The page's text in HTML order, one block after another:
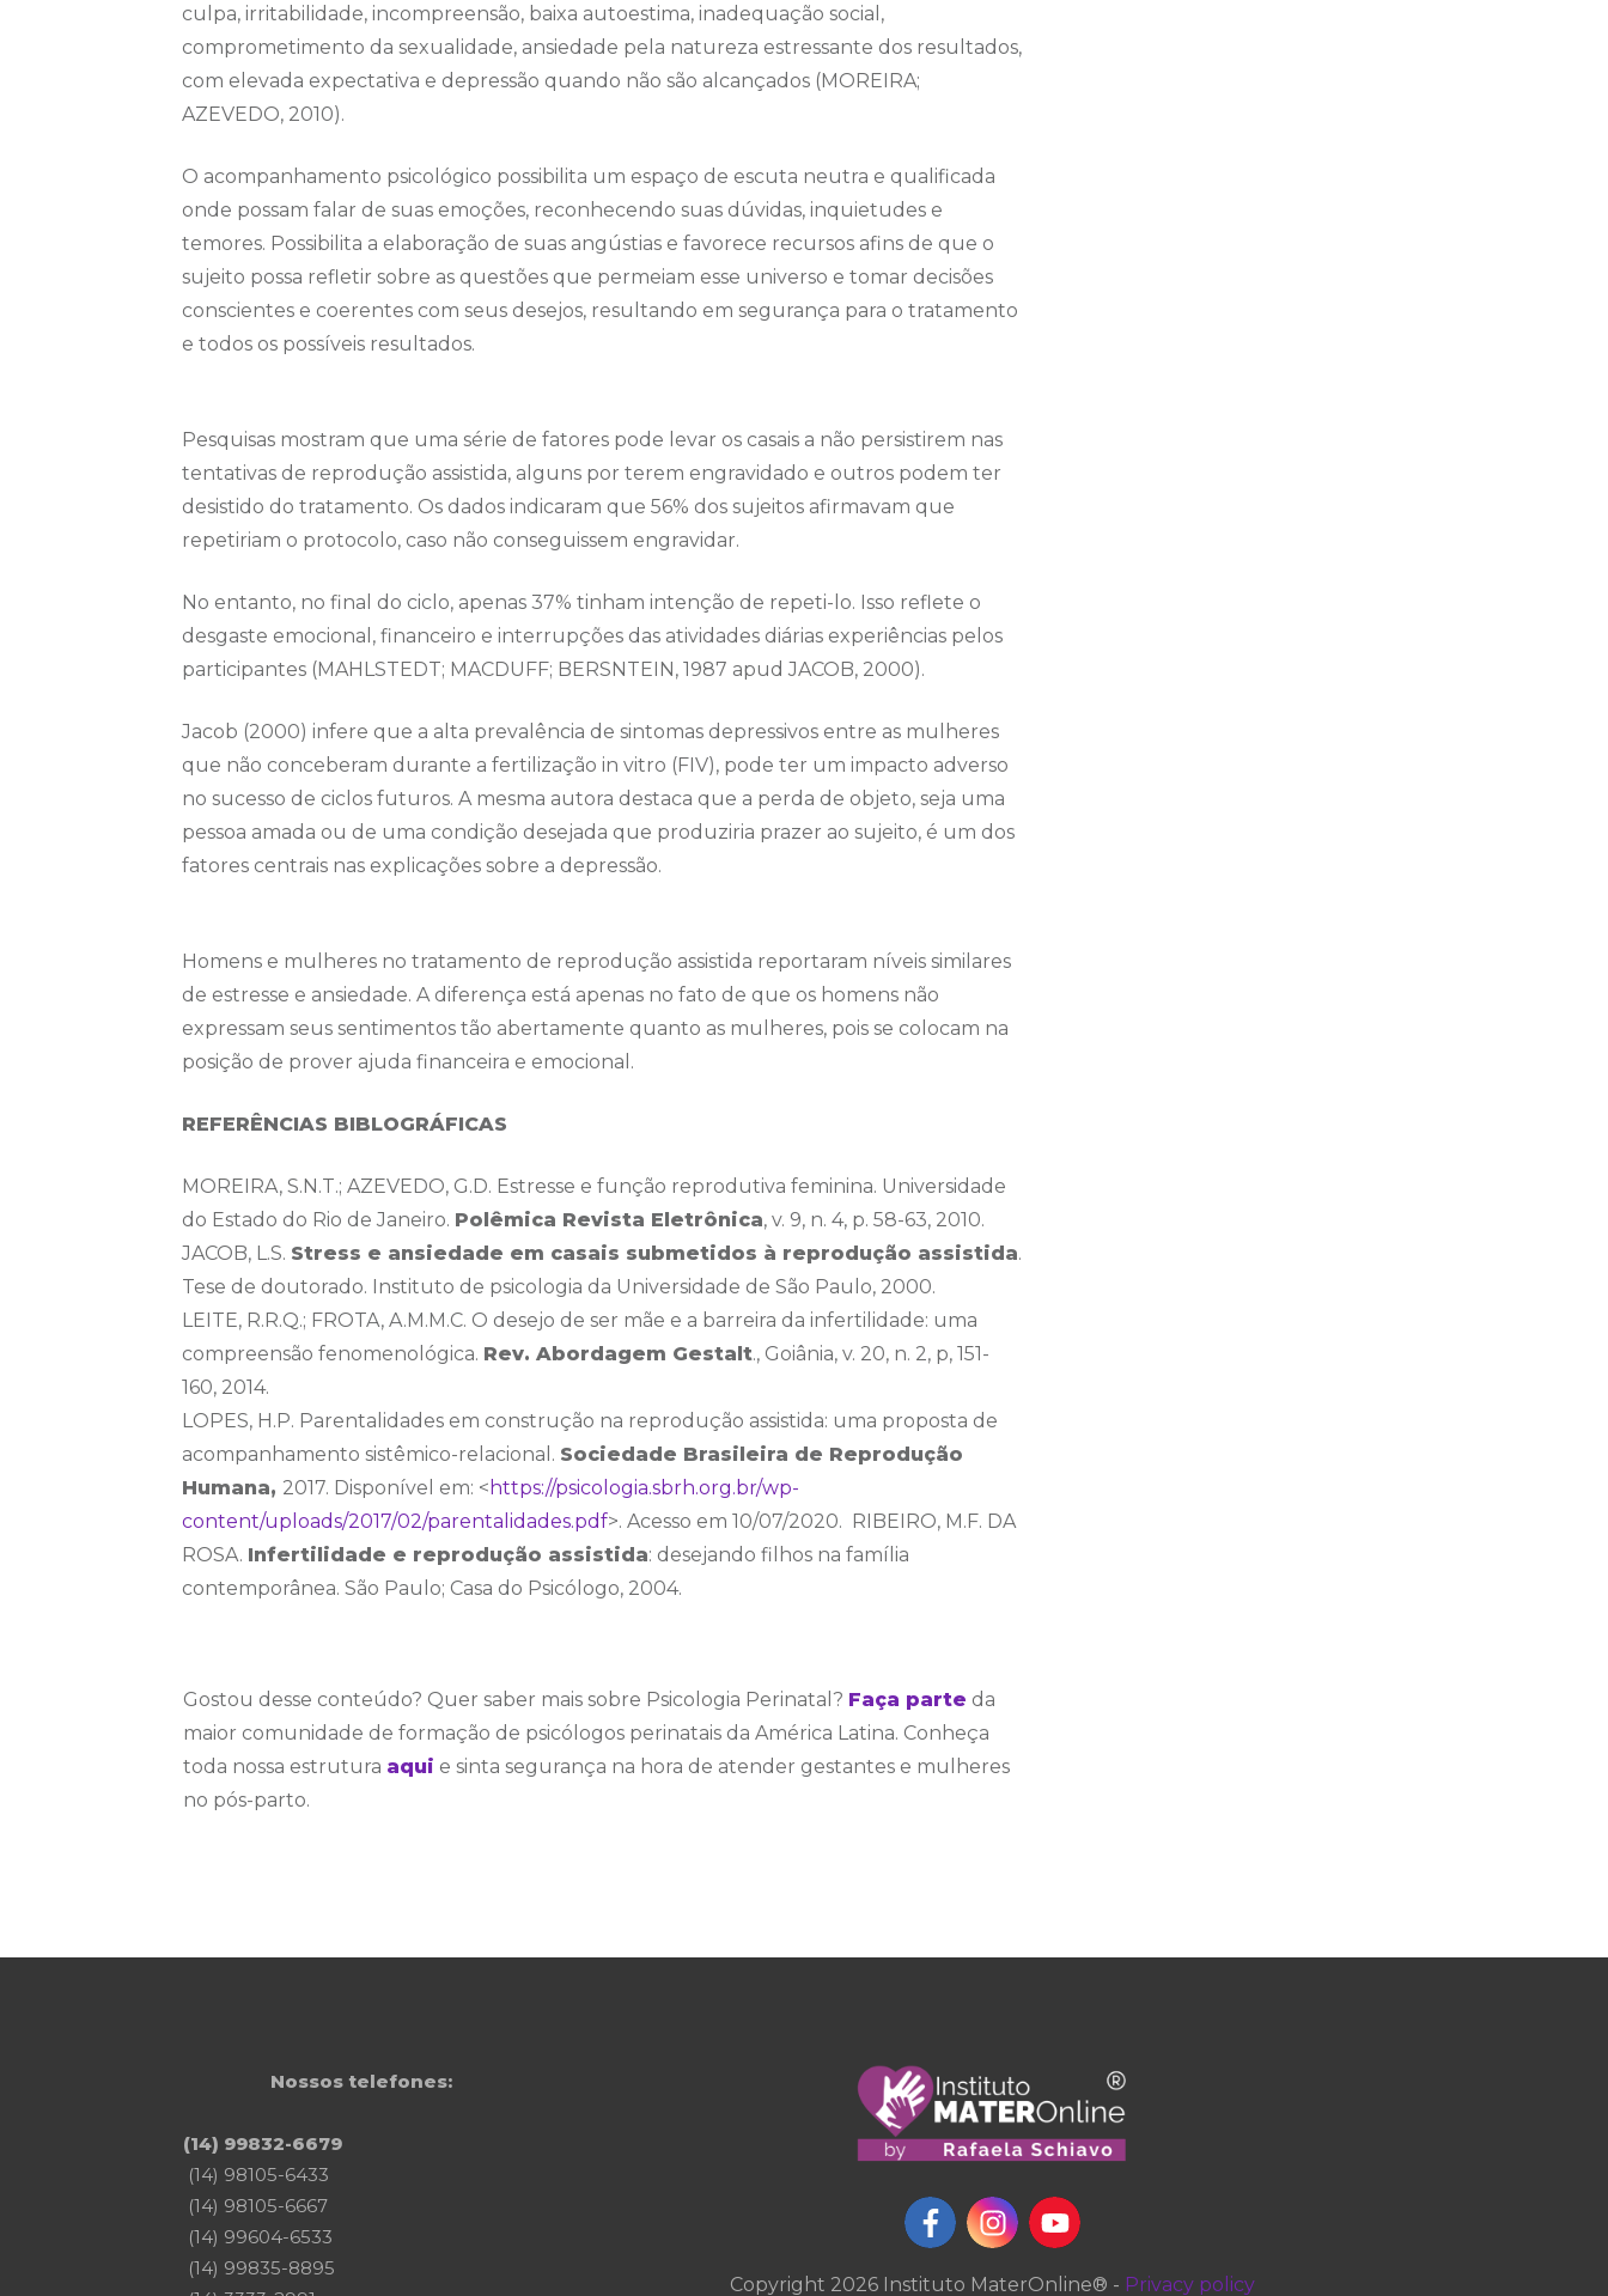
culpa, irritabilidade, incompreensão, baixa autoestima, inadequação social,
comprometimento da sexualidade, ansiedade pela natureza estressante dos resultados,
com elevada expectativa e depressão quando não são alcançados (MOREIRA;
AZEVEDO, 2010).
O acompanhamento psicológico possibilita um espaço de escuta neutra e qualificada
onde possam falar de suas emoções, reconhecendo suas dúvidas, inquietudes e
temores. Possibilita a elaboração de suas angústias e favorece recursos afins de que o
sujeito possa refletir sobre as questões que permeiam esse universo e tomar decisões
conscientes e coerentes com seus desejos, resultando em segurança para o tratamento
e todos os possíveis resultados.
Pesquisas mostram que uma série de fatores pode levar os casais a não persistirem nas
tentativas de reprodução assistida, alguns por terem engravidado e outros podem ter
desistido do tratamento. Os dados indicaram que 56% dos sujeitos afirmavam que
repetiriam o protocolo, caso não conseguissem engravidar.
No entanto, no final do ciclo, apenas 37% tinham intenção de repeti-lo. Isso reflete o
desgaste emocional, financeiro e interrupções das atividades diárias experiências pelos
participantes (MAHLSTEDT; MACDUFF; BERSNTEIN, 1987 apud JACOB, 2000).
Jacob (2000) infere que a alta prevalência de sintomas depressivos entre as mulheres
que não conceberam durante a fertilização in vitro (FIV), pode ter um impacto adverso
no sucesso de ciclos futuros. A mesma autora destaca que a perda de objeto, seja uma
pessoa amada ou de uma condição desejada que produziria prazer ao sujeito, é um dos
fatores centrais nas explicações sobre a depressão.
Homens e mulheres no tratamento de reprodução assistida reportaram níveis similares
de estresse e ansiedade. A diferença está apenas no fato de que os homens não
expressam seus sentimentos tão abertamente quanto as mulheres, pois se colocam na
posição de prover ajuda financeira e emocional.
REFERÊNCIAS BIBLOGRÁFICAS
MOREIRA, S.N.T.; AZEVEDO, G.D. Estresse e função reprodutiva feminina. Universidade
do Estado do Rio de Janeiro. Polêmica Revista Eletrônica, v. 9, n. 4, p. 58-63, 2010.
JACOB, L.S. Stress e ansiedade em casais submetidos à reprodução assistida.
Tese de doutorado. Instituto de psicologia da Universidade de São Paulo, 2000.
LEITE, R.R.Q.; FROTA, A.M.M.C. O desejo de ser mãe e a barreira da infertilidade: uma
compreensão fenomenológica. Rev. Abordagem Gestalt., Goiânia, v. 20, n. 2, p, 151-
160, 2014.
LOPES, H.P. Parentalidades em construção na reprodução assistida: uma proposta de
acompanhamento sistêmico-relacional. Sociedade Brasileira de Reprodução
Humana, 2017. Disponível em: < https://psicologia.sbrh.org.br/wp-
content/uploads/2017/02/parentalidades.pdf>. Acesso em 10/07/2020. RIBEIRO, M.F. DA
ROSA. Infertilidade e reprodução assistida: desejando filhos na família
contemporânea. São Paulo; Casa do Psicólogo, 2004.
Gostou desse conteúdo? Quer saber mais sobre Psicologia Perinatal? Faça parte da
maior comunidade de formação de psicólogos perinatais da América Latina. Conheça
toda nossa estrutura aqui e sinta segurança na hora de atender gestantes e mulheres
no pós-parto.
Nossos telefones:
(14) 99832-6679
(14) 98105-6433
(14) 98105-6667
(14) 99604-6533
(14) 99835-8895
Copyright 2026 Instituto MaterOnline® - Privacy policy